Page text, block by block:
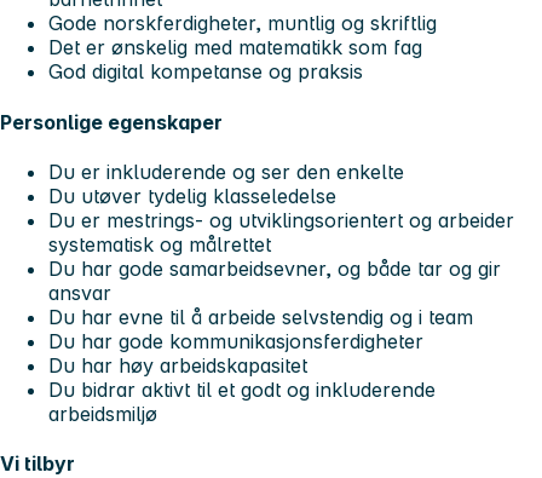
Gode norskferdigheter, muntlig og skriftlig
Det er ønskelig med matematikk som fag
God digital kompetanse og praksis
Personlige egenskaper
Du er inkluderende og ser den enkelte
Du utøver tydelig klasseledelse
Du er mestrings- og utviklingsorientert og arbeider
systematisk og målrettet
Du har gode samarbeidsevner, og både tar og gir
ansvar
Du har evne til å arbeide selvstendig og i team
Du har gode kommunikasjonsferdigheter
Du har høy arbeidskapasitet
Du bidrar aktivt til et godt og inkluderende
arbeidsmiljø
Vi tilbyr